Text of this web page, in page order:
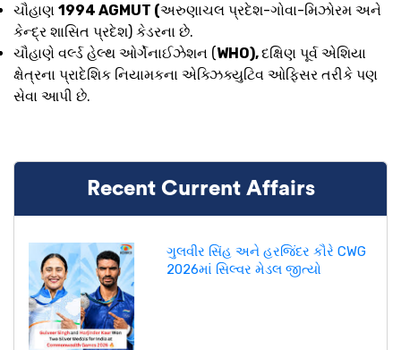
ચૌહાણ 1994 AGMUT (અરુણાચલ પ્રદેશ-ગોવા-મિઝોરમ અને
કેન્દ્ર શાસિત પ્રદેશ) કેડરના છે.
ચૌહાણે વર્લ્ડ હેલ્થ ઓર્ગેનાઈઝેશન (WHO),દક્ષિણ પૂર્વ એશિયા
ક્ષેત્રના પ્રાદેશિક નિયામકના એક્ઝિક્યુટિવ ઓફિસર તરીકે પણ
સેવા આપી છે.
Recent Current Affairs
ગુલવીર સિંહ અને હરજિંદર કૌરે CWG
2026માં સિલ્વર મેડલ જીત્યો